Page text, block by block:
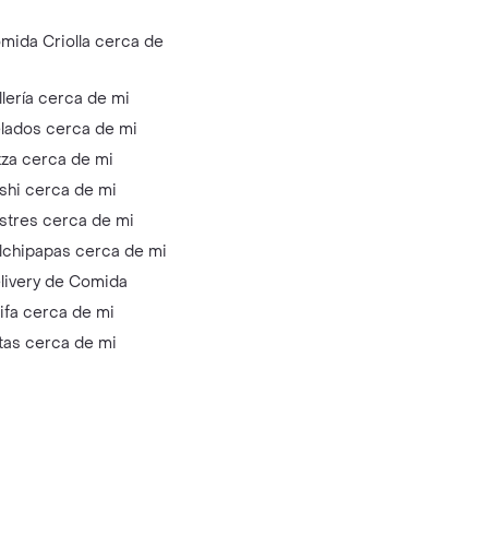
Criolla cerca de
cerca de mi
cerca de mi
cerca de mi
cerca de mi
cerca de mi
cerca de mi
de Comida
cerca de mi
cerca de mi